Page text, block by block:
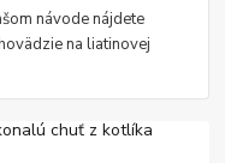
návode nájdete
na liatinovej